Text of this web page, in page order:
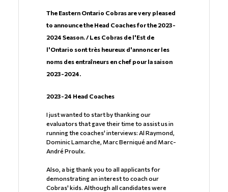
The Eastern Ontario Cobras are very pleased
to announce the Head Coaches for the 2023-
2024 Season. / Les Cobras de l'Est de
l'Ontario sont très heureux d'annoncer les
noms des entraîneurs en chef pour la saison
2023-2024.
2023-24 Head Coaches
I just wanted to start by thanking our
evaluators that gave their time to assist us in
running the coaches' interviews: Al Raymond,
Dominic Lamarche, Marc Berniqué and Marc-
André Proulx.
Also, a big thank you to all applicants for
demonstrating an interest to coach our
Cobras' kids. Although all candidates were